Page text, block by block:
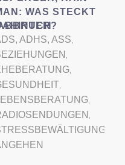
WAS STECKT
ADHS, ASS
,
,